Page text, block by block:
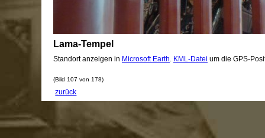
Lama-Tempel
Standort anzeigen in Microsoft Earth KML-Datei um die GPS-
(Bild 107 von 178)
zurück